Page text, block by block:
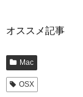
オススメ記事
Mac
OSX